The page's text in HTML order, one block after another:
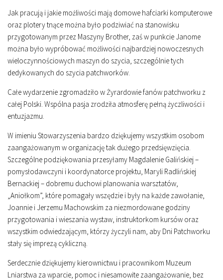
Jak pracują i jakie możliwości mają domowe hafciarki komputerowe
oraz plotery tnące można było podziwiać na stanowisku
przygotowanym przez Maszyny Brother, zaś w punkcie Janome
można było wypróbować możliwości najbardziej nowoczesnych
wieloczynnościowych maszyn do szycia, szczególnie tych
dedykowanych do szycia patchworków.
Całe wydarzenie zgromadziło w Żyrardowie fanów patchworku z
całej Polski. Wspólna pasja zrodziła atmosferę pełną życzliwości i
entuzjazmu.
W imieniu Stowarzyszenia bardzo dziękujemy wszystkim osobom
zaangażowanym w organizację tak dużego przedsięwzięcia.
Szczególne podziękowania przesyłamy Magdalenie Galińskiej –
pomysłodawczyni i koordynatorce projektu, Maryli Radlińskiej
Bernackiej – dobremu duchowi planowania warsztatów,
„Aniołkom”, które pomagały wszędzie i były na każde zawołanie,
Joannie i Jerzemu Machowskim za niezmordowane godziny
przygotowania i wieszania wystaw, instruktorkom kursów oraz
wszystkim odwiedzającym, którzy życzyli nam, aby Dni Patchworku
stały się imprezą cykliczną.
Serdecznie dziękujemy kierownictwu i pracownikom Muzeum
Lniarstwa za wparcie, pomoc i niesamowite zaangażowanie, bez